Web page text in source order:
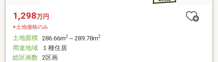
1,298万円
※土地価格のみ
土地面積 286.66m2 ～289.78m2
用途地域
１種住居
総区画数 2区画